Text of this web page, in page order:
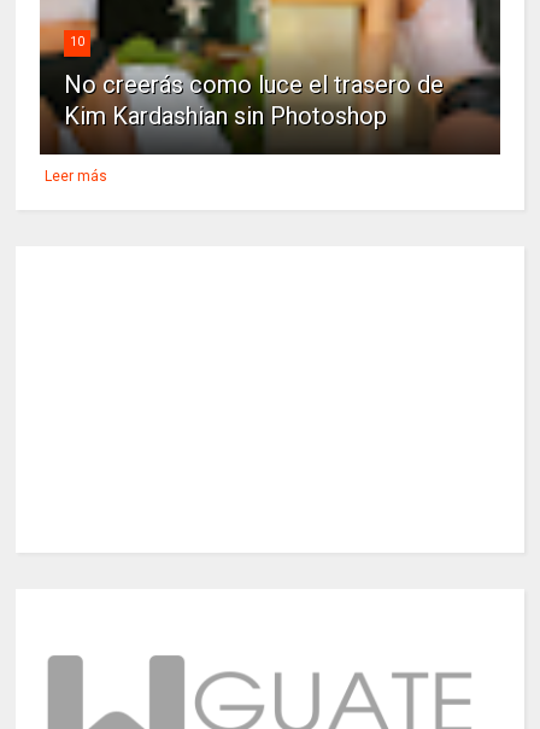
10
No creerás como luce el trasero de
Kim Kardashian sin Photoshop
Leer más